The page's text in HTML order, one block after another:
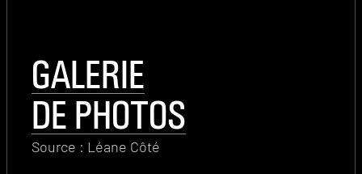
GALERIE
DE PHOTOS
Source : Léane Côté